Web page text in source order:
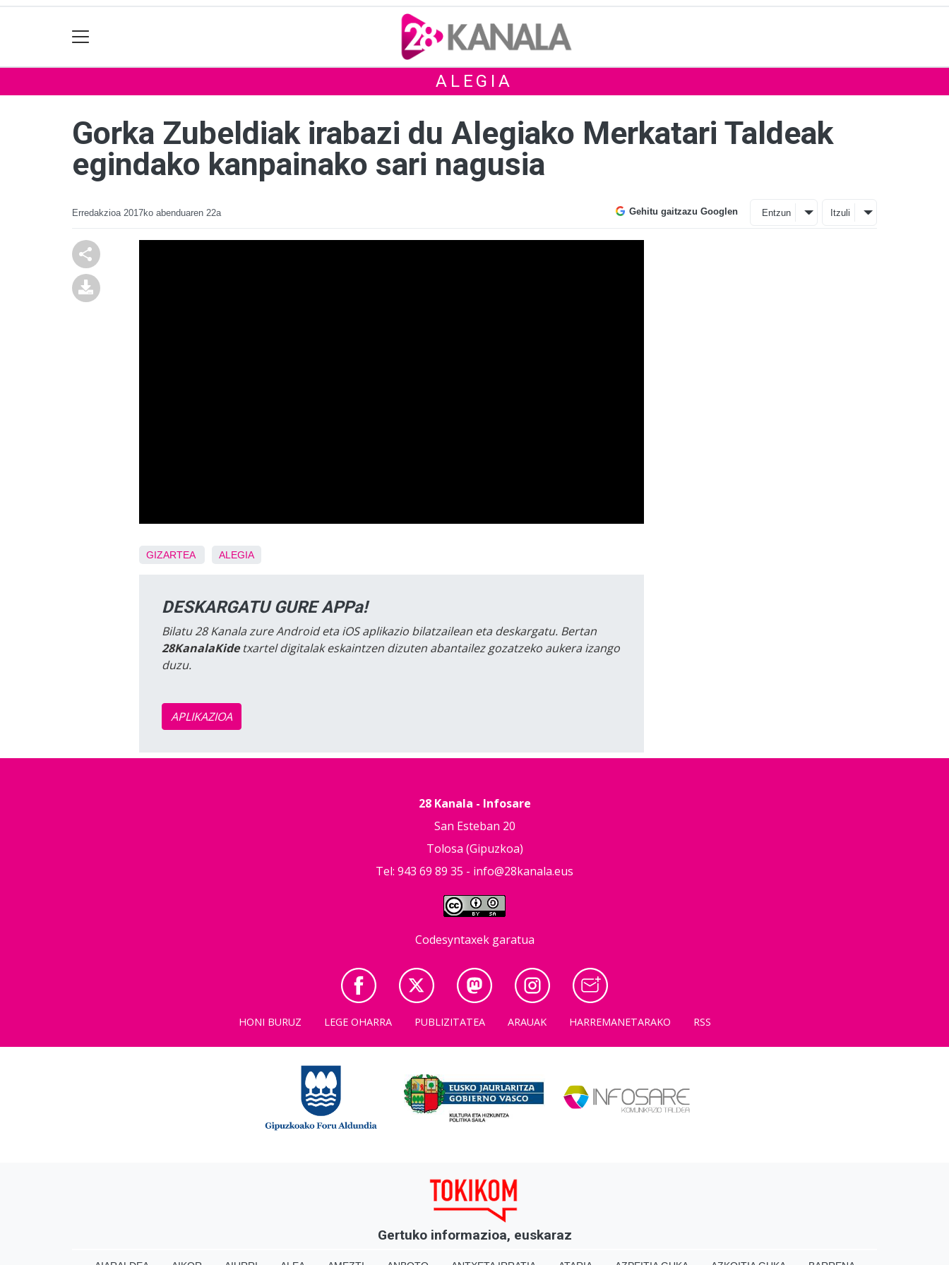
ALEGIA
Gorka Zubeldiak irabazi du Alegiako Merkatari Taldeak
egindako kanpainako sari nagusia
Erredakzioa 2017ko abenduaren 22a Gehitu gaitzazu Googlen Entzun Itzuli
GIZARTEA ALEGIA
DESKARGATU GURE APPa!
Bilatu 28 Kanala zure Android eta iOS aplikazio bilatzailean eta deskargatu. Bertan
28KanalaKidetxartel digitalak eskaintzen dizuten abantailez gozatzeko aukera izango
duzu.
APLIKAZIOA
28 Kanala - Infosare
San Esteban 20
Tolosa (Gipuzkoa)
Tel: 943 69 89 35 - info@28kanala.eus
Codesyntaxek garatua
HONI BURUZ LEGE OHARRA PUBLIZITATEA ARAUAK HARREMANETARAKO RSS
Gertuko informazioa, euskaraz